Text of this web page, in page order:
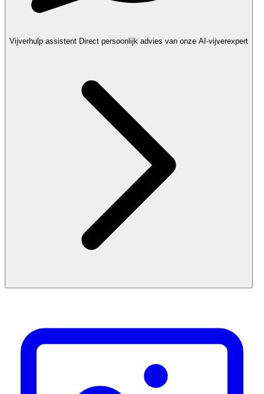
Vijverhulp assistent Direct persoonlijk advies van onze AI-vijverexpert